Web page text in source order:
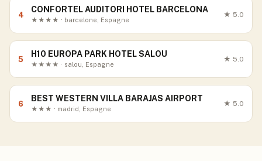
4
CONFORTEL AUDITORI HOTEL BARCELONA
★★★★ · barcelone, Espagne
★ 5.0
5
H10 EUROPA PARK HOTEL SALOU
★★★★ · salou, Espagne
★ 5.0
6
BEST WESTERN VILLA BARAJAS AIRPORT
★★★ · madrid, Espagne
★ 5.0